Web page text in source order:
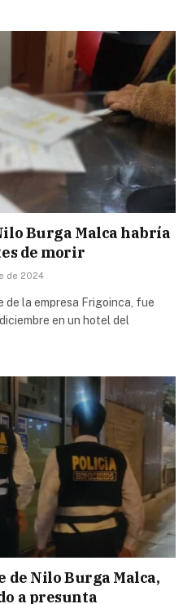
Burga Malca habría
de morir
de 2024
de la empresa Frigoinca, fue
en un hotel del
Nilo Burga Malca,
a presunta